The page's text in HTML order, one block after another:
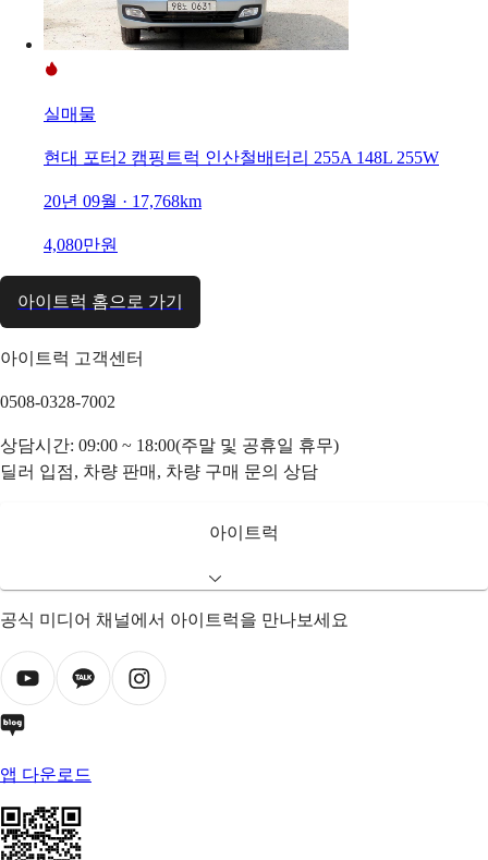
실매물
현대 포터2 캠핑트럭 인산철배터리 255A 148L 255W
20년 09월 · 17,768km
4,080만원
아이트럭 홈으로 가기
아이트럭 고객센터
0508-0328-7002
상담시간: 09:00 ~ 18:00(주말 및 공휴일 휴무)
딜러 입점, 차량 판매, 차량 구매 문의 상담
아이트럭
공식 미디어 채널에서 아이트럭을 만나보세요
앱 다운로드